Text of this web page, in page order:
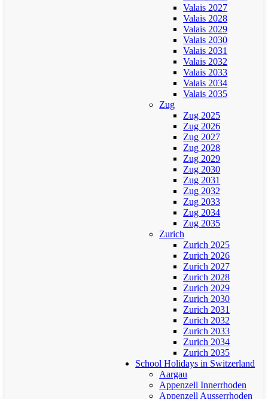
Valais 2027
Valais 2028
Valais 2029
Valais 2030
Valais 2031
Valais 2032
Valais 2033
Valais 2034
Valais 2035
Zug
Zug 2025
Zug 2026
Zug 2027
Zug 2028
Zug 2029
Zug 2030
Zug 2031
Zug 2032
Zug 2033
Zug 2034
Zug 2035
Zurich
Zurich 2025
Zurich 2026
Zurich 2027
Zurich 2028
Zurich 2029
Zurich 2030
Zurich 2031
Zurich 2032
Zurich 2033
Zurich 2034
Zurich 2035
School Holidays in Switzerland
Aargau
Appenzell Innerrhoden
Appenzell Ausserrhoden